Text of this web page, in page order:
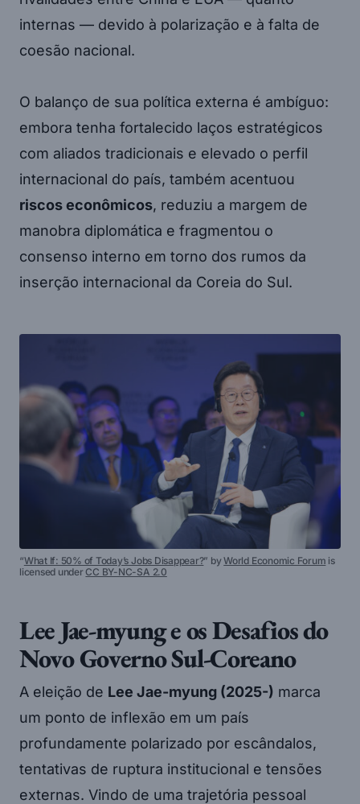
internas — devido à polarização e à falta de
coesão nacional.
O balanço de sua política externa é ambíguo:
embora tenha fortalecido laços estratégicos
com aliados tradicionais e elevado o perfil
internacional do país, também acentuou
riscos econômicos, reduziu a margem de
manobra diplomática e fragmentou o
consenso interno em torno dos rumos da
inserção internacional da Coreia do Sul.
“What If: 50% of Today’s Jobs Disappear?” byWorld Economic Forum is
licensed underCC BY-NC-SA 2.0
Lee Jae-myung e os Desafios do
Novo Governo Sul-Coreano
A eleição de Lee Jae-myung (2025-) marca
um ponto de inflexão em um país
profundamente polarizado por escândalos,
tentativas de ruptura institucional e tensões
externas. Vindo de uma trajetória pessoal